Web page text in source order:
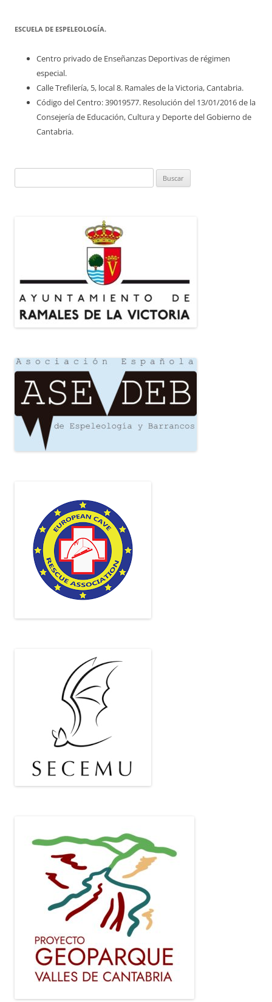
ESCUELA DE ESPELEOLOGÍA.
Centro privado de Enseñanzas Deportivas de régimen
especial.
Calle Trefilería, 5, local 8. Ramales de la Victoria, Cantabria.
Código del Centro: 39019577. Resolución del 13/01/2016 de la
Consejería de Educación, Cultura y Deporte del Gobierno de
Cantabria.